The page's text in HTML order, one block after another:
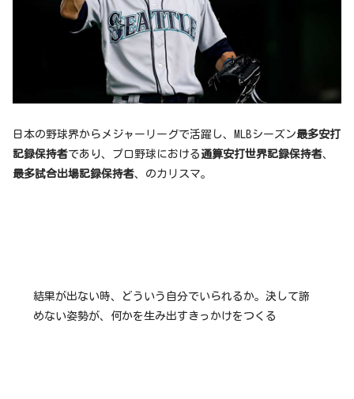
日本の野球界からメジャーリーグで活躍し、MLBシーズン最多安打
記録保持者であり、プロ野球における 通算安打世界記録保持者、
最多試合出場記録保持者、のカリスマ。
結果が出ない時、どういう自分でいられるか。決して諦
めない姿勢が、何かを生み出すきっかけをつくる